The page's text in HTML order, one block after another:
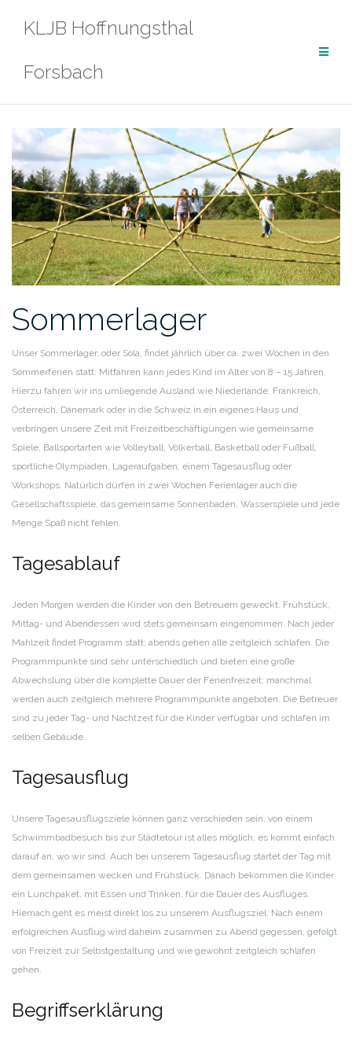
InhaltKLJB Hoffnungsthal
Forsbach
Sommerlager
Unser Sommerlager, oder Sola, findet jährlich über ca. zwei Wochen in den
Sommerferien statt. Mitfahren kann jedes Kind im Alter von 8 – 15 Jahren.
Hierzu fahren wir ins umliegende Ausland wie Niederlande, Frankreich,
Österreich, Dänemark oder in die Schweiz in ein eigenes Haus und
verbringen unsere Zeit mit Freizeitbeschäftigungen wie gemeinsame
Spiele, Ballsportarten wie Volleyball, Völkerball, Basketball oder Fußball,
sportliche Olympiaden, Lageraufgaben, einem Tagesausflug oder
Workshops. Natürlich dürfen in zwei Wochen Ferienlager auch die
Gesellschaftsspiele, das gemeinsame Sonnenbaden, Wasserspiele und jede
Menge Spaß nicht fehlen.
Tagesablauf
Jeden Morgen werden die Kinder von den Betreuern geweckt. Frühstück,
Mittag- und Abendessen wird stets gemeinsam eingenommen. Nach jeder
Mahlzeit findet Programm statt; abends gehen alle zeitgleich schlafen. Die
Programmpunkte sind sehr unterschiedlich und bieten eine große
Abwechslung über die komplette Dauer der Ferienfreizeit; manchmal
werden auch zeitgleich mehrere Programmpunkte angeboten. Die Betreuer
sind zu jeder Tag- und Nachtzeit für die Kinder verfügbar und schlafen im
selben Gebäude.
Tagesausflug
Unsere Tagesausflugsziele können ganz verschieden sein, von einem
Schwimmbadbesuch bis zur Städtetour ist alles möglich; es kommt einfach
darauf an, wo wir sind. Auch bei unserem Tagesausflug startet der Tag mit
dem gemeinsamen wecken und Frühstück. Danach bekommen die Kinder
ein Lunchpaket, mit Essen und Trinken, für die Dauer des Ausfluges.
Hiernach geht es meist direkt los zu unserem Ausflugsziel. Nach einem
erfolgreichen Ausflug wird daheim zusammen zu Abend gegessen, gefolgt
von Freizeit zur Selbstgestaltung und wie gewohnt zeitgleich schlafen
gehen.
Begriffserklärung